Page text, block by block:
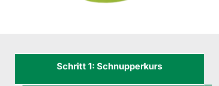
Schritt 1: Schnupperkurs